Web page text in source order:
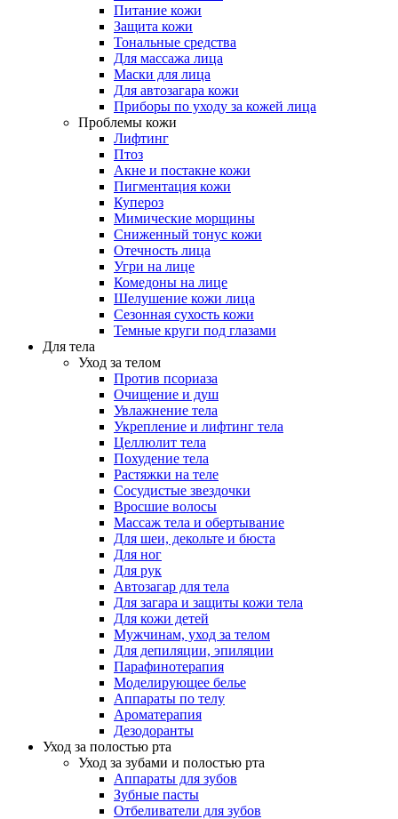
Питание кожи
Защита кожи
Тональные средства
Для массажа лица
Маски для лица
Для автозагара кожи
Приборы по уходу за кожей лица
Проблемы кожи
Лифтинг
Птоз
Акне и постакне кожи
Пигментация кожи
Купероз
Мимические морщины
Сниженный тонус кожи
Отечность лица
Угри на лице
Комедоны на лице
Шелушение кожи лица
Сезонная сухость кожи
Темные круги под глазами
Для тела
Уход за телом
Против псориаза
Очищение и душ
Увлажнение тела
Укрепление и лифтинг тела
Целлюлит тела
Похудение тела
Растяжки на теле
Сосудистые звездочки
Вросшие волосы
Массаж тела и обертывание
Для шеи, декольте и бюста
Для ног
Для рук
Автозагар для тела
Для загара и защиты кожи тела
Для кожи детей
Мужчинам, уход за телом
Для депиляции, эпиляции
Парафинотерапия
Моделирующее белье
Аппараты по телу
Ароматерапия
Дезодоранты
Уход за полостью рта
Уход за зубами и полостью рта
Аппараты для зубов
Зубные пасты
Отбеливатели для зубов